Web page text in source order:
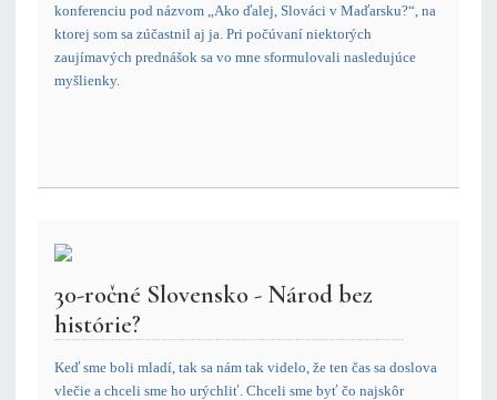
konferenciu pod názvom „Ako ďalej, Slováci v Maďarsku?“, na
ktorej som sa zúčastnil aj ja. Pri počúvaní niektorých
zaujímavých prednášok sa vo mne sformulovali nasledujúce
myšlienky.
30-ročné Slovensko - Národ bez
histórie?
Keď sme boli mladí, tak sa nám tak videlo, že ten čas sa doslova
vlečie a chceli sme ho urýchliť. Chceli sme byť čo najskôr